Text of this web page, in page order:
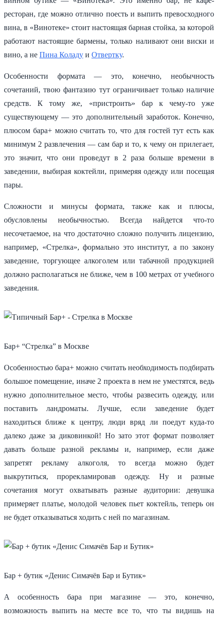
ресторан, где можно отлично поесть и выпить превосходного
вина, в «Винотеке» стоит настоящая барная стойка, за которой
работают настоящие бармены, только наливают они виски и
вино, а не Пина Коладу и Отвертку.
Особенности формата — это, конечно, необычность
сочетаний, твою фантазию тут ограничивает только наличие
средств. К тому же, «пристроить» бар к чему-то уже
существующему — это дополнительный заработок. Конечно,
плюсом бара+ можно считать то, что для гостей тут есть как
минимум 2 развлечения — сам бар и то, к чему он прилегает,
это значит, что они проведут в 2 раза больше времени в
заведении, выбирая коктейли, примеряя одежду или посещая
пары.
Сложности и минусы формата, также как и плюсы,
обусловлены необычностью. Всегда найдется что-то
несочетаемое, на что достаточно сложно получить лицензию,
например, «Стрелка», формально это институт, а по закону
заведение, торгующее алкоголем или табачной продукцией
должно располагаться не ближе, чем в 100 метрах от учебного
заведения.
Бар+ “Стрелка” в Москве
Особенностью бара+ можно считать необходимость подбирать
большое помещение, иначе 2 проекта в нем не уместятся, ведь
нужно дополнительное место, чтобы развесить одежду, или
поставить ландроматы. Лучше, если заведение будет
находиться ближе к центру, люди вряд ли поедут куда-то
далеко даже за диковинкой! Но зато этот формат позволяет
давать больше разной рекламы и, например, если даже
запретят рекламу алкоголя, то всегда можно будет
выкрутиться, прорекламировав одежду. Ну и разные
сочетания могут охватывать разные аудитории: девушка
примеряет платье, молодой человек пьет коктейль, теперь он
не будет отказываться ходить с ней по магазинам.
Бар + бутик «Денис Симачёв Бар и Бутик»
А особенность бара при магазине — это, конечно,
возможность выпить на месте все то, что ты видишь на